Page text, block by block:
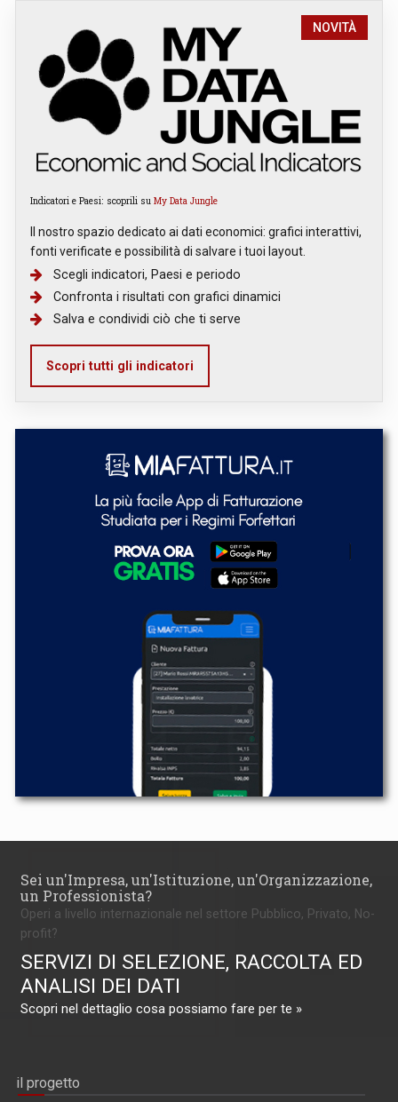
NOVITÀ
Indicatori e Paesi: scoprili su My Data Jungle
Il nostro spazio dedicato ai dati economici: grafici interattivi,
fonti verificate e possibilità di salvare i tuoi layout.
Scegli indicatori, Paesi e periodo
Confronta i risultati con grafici dinamici
Salva e condividi ciò che ti serve
Scopri tutti gli indicatori
Sei un'Impresa, un'Istituzione, un'Organizzazione,
un Professionista?
Operi a livello internazionale nel settore Pubblico, Privato, No-
profit?
SERVIZI DI SELEZIONE, RACCOLTA ED
ANALISI DEI DATI
Scopri nel dettaglio cosa possiamo fare per te »
il progetto